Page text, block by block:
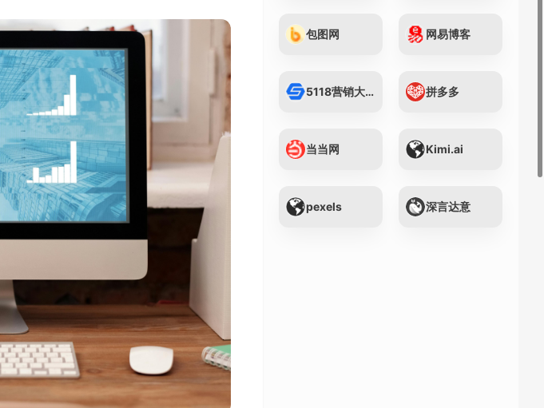
包图网 网易博客
5118营销大数据... 拼多多
当当网 Kimi.ai
pexels 深言达意